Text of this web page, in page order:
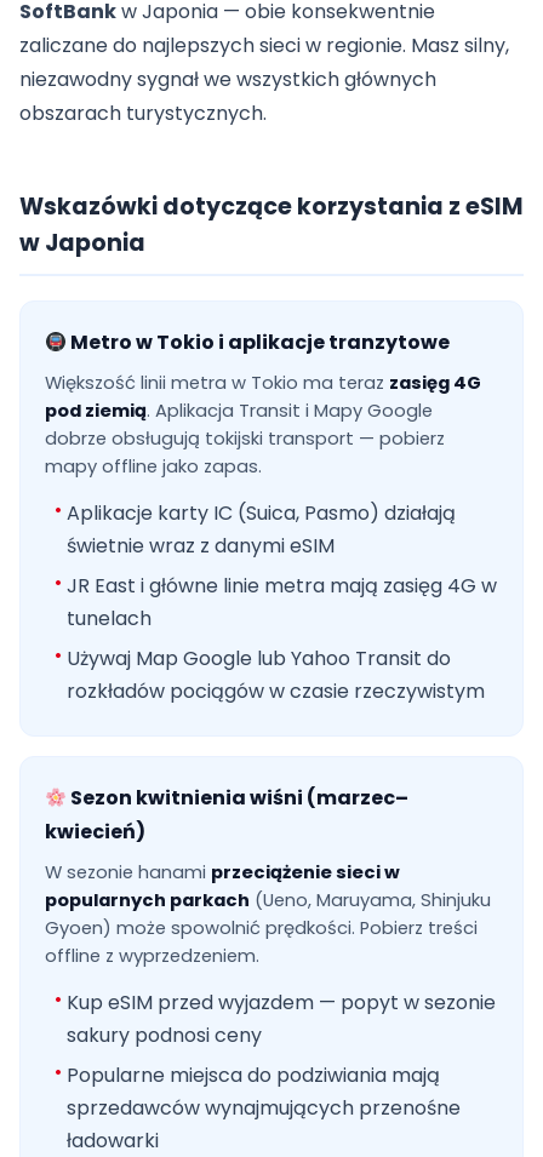
SoftBankw Japonia — obie konsekwentnie
zaliczane do najlepszych sieci w regionie. Masz silny,
niezawodny sygnał we wszystkich głównych
obszarach turystycznych.
Wskazówki dotyczące korzystania z eSIM
w Japonia
Metro w Tokio i aplikacje tranzytowe
Większość linii metra w Tokio ma teraz zasięg 4G
pod ziemią. Aplikacja Transit i Mapy Google
dobrze obsługują tokijski transport — pobierz
mapy offline jako zapas.
Aplikacje karty IC (Suica, Pasmo) działają
świetnie wraz z danymi eSIM
JR East i główne linie metra mają zasięg 4G w
tunelach
Używaj Map Google lub Yahoo Transit do
rozkładów pociągów w czasie rzeczywistym
Sezon kwitnienia wiśni (marzec–
kwiecień)
W sezonie hanami przeciążenie sieci w
popularnych parkach (Ueno, Maruyama, Shinjuku
Gyoen) może spowolnić prędkości. Pobierz treści
offline z wyprzedzeniem.
Kup eSIM przed wyjazdem — popyt w sezonie
sakury podnosi ceny
Popularne miejsca do podziwiania mają
sprzedawców wynajmujących przenośne
ładowarki